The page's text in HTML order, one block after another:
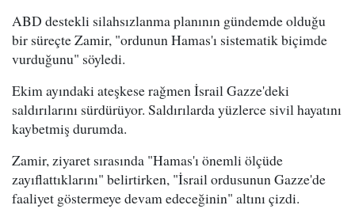
ABD destekli silahsızlanma planının gündemde olduğu
bir süreçte Zamir, "ordunun Hamas'ı sistematik biçimde
vurduğunu" söyledi.
Ekim ayındaki ateşkese rağmen İsrail Gazze'deki
saldırılarını sürdürüyor. Saldırılarda yüzlerce sivil hayatını
kaybetmiş durumda.
Zamir, ziyaret sırasında "Hamas'ı önemli ölçüde
zayıflattıklarını" belirtirken, "İsrail ordusunun Gazze'de
faaliyet göstermeye devam edeceğinin" altını çizdi.